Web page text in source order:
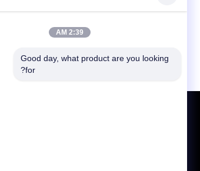
مرنة قطاع الصمام الخفيفة
2:39 AM
Good day, what product are you looking
for?